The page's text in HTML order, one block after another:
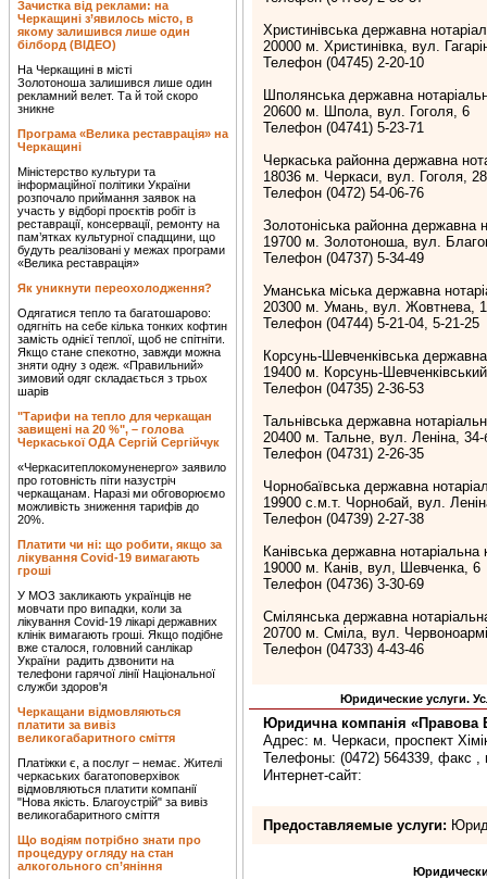
Зачистка від реклами: на
Черкащині з’явилось місто, в
якому залишився лише один
білборд (ВІДЕО)
На Черкащині в місті
Золотоноша залишився лише один
рекламний велет. Та й той скоро
зникне
Програма «Велика реставрація» на
Черкащині
Міністерство культури та
інформаційної політики України
розпочало приймання заявок на
участь у відборі проєктів робіт із
реставрації, консервації, ремонту на
пам’ятках культурної спадщини, що
будуть реалізовані у межах програми
«Велика реставрація»
Як уникнути переохолодження?
Одягатися тепло та багатошарово:
одягніть на себе кілька тонких кофтин
замість однієї теплої, щоб не спітніти.
Якщо стане спекотно, завжди можна
зняти одну з одеж. «Правильний»
зимовий одяг складається з трьох
шарів
"Тарифи на тепло для черкащан
завищені на 20 %", – голова
Черкаської ОДА Сергій Сергійчук
«Черкаситеплокомуненерго» заявило
про готовність піти назустріч
черкащанам. Наразі ми обговорюємо
можливість зниження тарифів до
20%.
Платити чи ні: що робити, якщо за
лікування Covid-19 вимагають
гроші
У МОЗ закликають українців не
мовчати про випадки, коли за
лікування Covid-19 лікарі державних
клінік вимагають гроші. Якщо подібне
вже сталося, головний санлікар
України радить дзвонити на
телефони гарячої лінії Національної
служби здоров'я
Черкащани відмовляються
платити за вивіз
великогабаритного сміття
Платіжки є, а послуг – немає. Жителі
черкаських багатоповерхівок
відмовляються платити компанії
"Нова якість. Благоустрій" за вивіз
великогабаритного сміття
Що водіям потрібно знати про
процедуру огляду на стан
алкогольного сп’яніння
Христинівська державна
20000 м. Христинівка, вул.
Телефон (04745) 2-20-10
Шполянська державна
20600 м. Шпола, вул. Гоголя, 6
Телефон (04741) 5-23-71
Черкаська районна державна
18036 м. Черкаси, вул. Гоголя,
Телефон (0472) 54-06-76
Золотоніська районна державна
19700 м. Золотоноша, вул.
Телефон (04737) 5-34-49
Уманська міська державна
20300 м. Умань, вул. Жовтнева, 1
Телефон (04744) 5-21-04, 5-21-25
Корсунь-Шевченківська
19400 м. Корсунь-
Телефон (04735) 2-36-53
Тальнівська державна
20400 м. Тальне, вул. Леніна, 34-
Телефон (04731) 2-26-35
Чорнобаївська державна
19900 с.м.т. Чорнобай, вул.
Телефон (04739) 2-27-38
Канівська державна нотаріальна
19000 м. Канів, вул, Шевченка, 6
Телефон (04736) 3-30-69
Смілянська державна
20700 м. Сміла, вул.
Телефон (04733) 4-43-46
Юридические услуги.
Юридична компанія «Правова
Адрес: м. Черкаси, проспект
Телефоны: (0472) 564339, факс ,
Интернет-сайт:
Предоставляемые услуги: